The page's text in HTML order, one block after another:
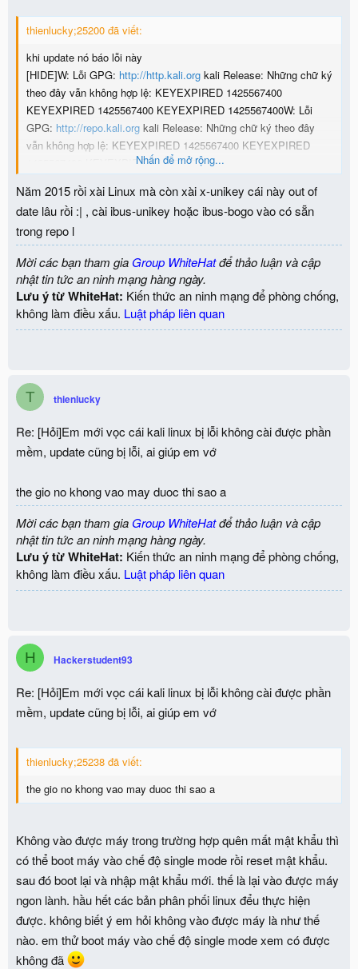
thienlucky;25200 đã viết:
khi update nó báo lỗi này
[HIDE]W: Lỗi GPG: http://http.kali.org kali Release: Những chữ ký
theo đây vẫn không hợp lệ: KEYEXPIRED 1425567400
KEYEXPIRED 1425567400 KEYEXPIRED 1425567400W: Lỗi
GPG: http://repo.kali.org kali Release: Những chữ ký theo đây
vẫn không hợp lệ: KEYEXPIRED 1425567400 KEYEXPIRED
1425567400 KEYEXPIRED 1425567400
Những chữ ký theo đây vẫn không hợp lệ: KEYEXPIRED
1425567400 KEYEXPIRED 1425567400 KEYEXPIRED
1425567400
[/HIDE]
lúc cài cái x-unikey bị lỗi, nhưng vẫn cài được nhưng sau đó khi
cài chorme hay các phần mềm khác thì báo lỗi gì liên quan tới x-
unikey, vẫn cài được chorme nhưng mở không được (không báo gì
khi mở lên),...
Nhấn để mở rộng...
Năm 2015 rồi xài Linux mà còn xài x-unikey cái này out of
date lâu rồi :| , cài ibus-unikey hoặc ibus-bogo vào có sẵn
trong repo l
Mời các bạn tham gia Group WhiteHatđể thảo luận và cập
nhật tin tức an ninh mạng hàng ngày.
Lưu ý từ WhiteHat: Kiến thức an ninh mạng để phòng chống,
không làm điều xấu. Luật pháp liên quan
T thienlucky
Re: [Hỏi]Em mới vọc cái kali linux bị lỗi không cài được phần
mềm, update cũng bị lỗi, ai giúp em vớ
the gio no khong vao may duoc thi sao a
Mời các bạn tham gia Group WhiteHatđể thảo luận và cập
nhật tin tức an ninh mạng hàng ngày.
Lưu ý từ WhiteHat: Kiến thức an ninh mạng để phòng chống,
không làm điều xấu. Luật pháp liên quan
H Hackerstudent93
Re: [Hỏi]Em mới vọc cái kali linux bị lỗi không cài được phần
mềm, update cũng bị lỗi, ai giúp em vớ
thienlucky;25238 đã viết:
the gio no khong vao may duoc thi sao a
Không vào được máy trong trường hợp quên mất mật khẩu thì
có thể boot máy vào chế độ single mode rồi reset mật khẩu.
sau đó boot lại và nhập mật khẩu mới. thế là lại vào được máy
ngon lành. hầu hết các bản phân phối linux đểu thực hiện
được. không biết ý em hỏi không vào được máy là như thế
nào. em thử boot máy vào chế độ single mode xem có được
không đã